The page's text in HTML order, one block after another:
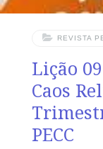
REVISTA
Lição
Caos
PECC